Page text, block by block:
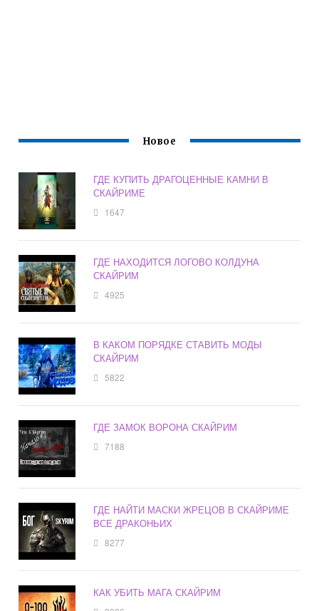
Новое
ГДЕ КУПИТЬ ДРАГОЦЕННЫЕ КАМНИ В
СКАЙРИМЕ
1647
ГДЕ НАХОДИТСЯ ЛОГОВО КОЛДУНА
СКАЙРИМ
4925
В КАКОМ ПОРЯДКЕ СТАВИТЬ МОДЫ
СКАЙРИМ
5822
ГДЕ ЗАМОК ВОРОНА СКАЙРИМ
7188
ГДЕ НАЙТИ МАСКИ ЖРЕЦОВ В СКАЙРИМЕ
ВСЕ ДРАКОНЬИХ
8277
КАК УБИТЬ МАГА СКАЙРИМ